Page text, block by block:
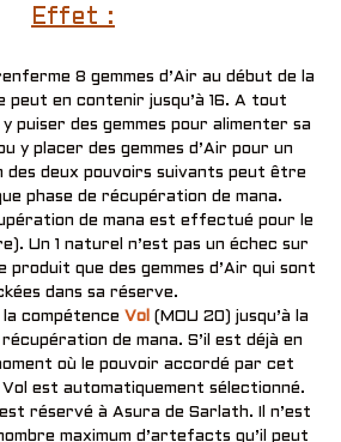
Effet :
8 gemmes d’Air au début de la
peut en contenir jusqu’à 16. A tout
puiser des gemmes pour alimenter sa
y placer des gemmes d’Air pour un
des deux pouvoirs suivants peut être
phase de récupération de mana.
de mana est effectué pour le
Un 1 naturel n’est pas un échec sur
que des gemmes d’Air qui sont
dans sa réserve.
compétence Vol (MOU 20) jusqu’à la
de mana. S’il est déjà en
où le pouvoir accordé par cet
est automatiquement sélectionné.
est réservé à Asura de Sarlath. Il n’est
maximum d’artefacts qu’il peut